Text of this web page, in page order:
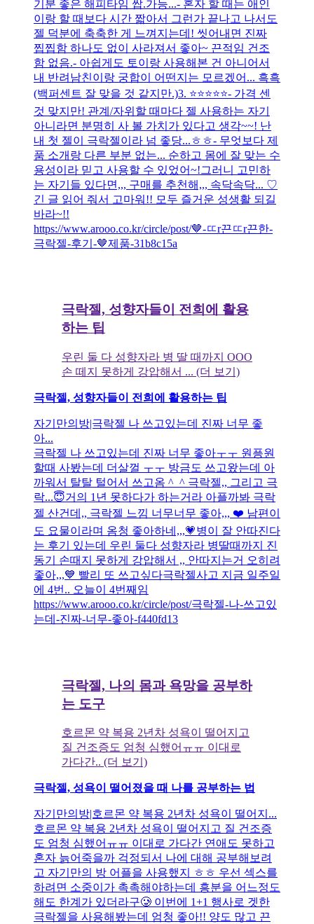
기분 좋은 해피타임 쌉.가능...- 혼자 할 때는 애인
이랑 할 때보다 시간 짧아서 그런가 끝나고 나서도
젤 덕분에 축축한 게 느껴지는데! 씻어내면 진짜
찝찝함 하나도 없이 사라져서 좋아~ 끈적임 건조
함 없음.- 아쉽게도 토이랑 사용해본 건 아니어서
내 반려남친이랑 궁합이 어떤지는 모르겠어... 흑흑
(백퍼센트 잘 맞을 것 같지만.)3. ⭐️⭐️⭐️⭐️⭐️- 가격 센
것 맞지만! 관계/자위할 때마다 젤 사용하는 자기
아니라면 분명히 사 볼 가치가 있다고 생각~~! 난
내 첫 젤이 극락젤이라 넘 좋당...ㅎㅎ- 무엇보다 제
품 소개랑 다른 부분 없는... 순하고 몸에 잘 맞는 수
용성이라 믿고 사용할 수 있었어~!그러니 고민하
는 자기들 있다면,,, 구매를 추천해,,, 속닥속닥... ♡
긴 글 읽어 줘서 고마워!! 모두 즐거운 성생활 되길
바라~!!
https://www.arooo.co.kr/circle/post/🤎-ㄸr끈ㄸr끈한-
극락젤-후기-🤎제품-31b8c15a
극락젤, 성향자들이 전희에 활용
하는 팁
우린 둘 다 성향자라 병 딸 때까지 OOO
손 떼지 못하게 강압해서 ... (더 보기)
극락젤, 성향자들이 전희에 활용하는 팁
자기만의방|극락젤 나 쓰고있는데 진짜 너무 좋
아...
극락젤 나 쓰고있는데 진짜 너무 좋아ㅜㅜ 원픙원
할때 사봤는데 더살껄 ㅜㅜ 방금도 쓰고왔는데 아
까워서 탈탈 털어서 쓰고옴 ^_^ 극락젤,, 그리고 극
락...😇거의 1년 못하다가 하는거라 아플까봐 극락
젤 산건데,, 극락젤 느낌 너무너무 좋아,,, ❤️ 남편이
도 요물이라며 옴청 좋아하네,,,💗병이 잘 안따진다
는 후기 있는데 우린 둘다 성향자라 병딸때까지 진
동기 손때지 못하게 강압해서 ,, 안따지는거 오히려
좋아,,,💙 빨리 또 쓰고싶다극락젤사고 지금 일주일
에 4번.. 오늘이 4번째임
https://www.arooo.co.kr/circle/post/극락젤-나-쓰고있
는데-진짜-너무-좋아-f440fd13
극락젤, 나의 몸과 욕망을 공부하
는 도구
호르몬 약 복용 2년차 성욕이 떨어지고
질 건조증도 엄청 심했어ㅠㅠ 이대로
가다간.. (더 보기)
극락젤, 성욕이 떨어졌을 때 나를 공부하는 법
자기만의방|호르몬 약 복용 2년차 성욕이 떨어지...
호르몬 약 복용 2년차 성욕이 떨어지고 질 건조증
도 엄청 심했어ㅠㅠ 이대로 가다간 연애도 못하고
혼자 늙어죽을까 걱정되서 나에 대해 공부해보려
고 자기만의 방 어플을 사용했지 ㅎㅎ 우선 섹스를
하려면 소중이가 촉촉해야하는데 흥분을 어느정도
해도 한계가 있더라구🥲 이번에 1+1 행사로 겟한
극락젤을 사용해봤는데 엄청 좋아!! 양도 많고 끈